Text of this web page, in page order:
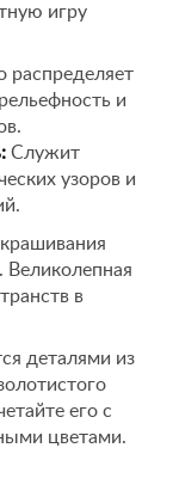
игру
распределяет
и
Служит
узоров и
Великолепная
в
деталями из
его с
цветами.